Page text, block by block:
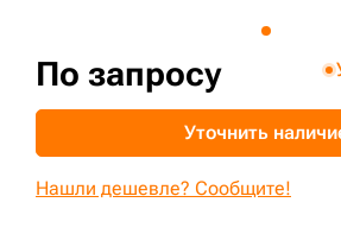
По запросу
Уточнить
Нашли дешевле? Сообщите!